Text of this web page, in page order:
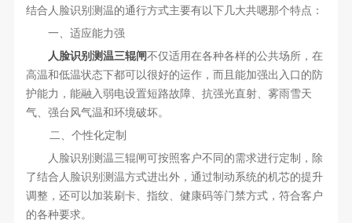
结合人脸识别测温的通行方式主要有以下几大共嗯那个特点：
一、适应能力强
人脸识别测温三辊闸不仅适用在各种各样的公共场所，在
高温和低温状态下都可以很好的运作，而且能加强出入口的防
护能力，能融入弱电设置短路故障、抗强光直射、雾雨雪天
气、强台风气温和环境破坏。
二、个性化定制
人脸识别测温三辊闸可按照客户不同的需求进行定制，除
了结合人脸识别测温方式进出外，通过制动系统的机芯的提升
调整，还可以加装刷卡、指纹、健康码等门禁方式，符合客户
的各种要求。